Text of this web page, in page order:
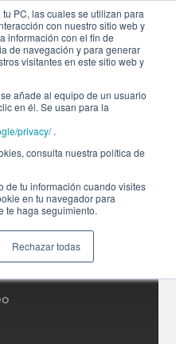
PC, las cuales se utilizan para
con nuestro sitio web y
información con el fin de
de navegación y para generar
visitantes en este sitio web y
añade al equipo de un usuario
en él. Se usan para la
privacy/.
consulta nuestra política de
de tu información cuando visites
en tu navegador para
te haga seguimiento.
Rechazar todas